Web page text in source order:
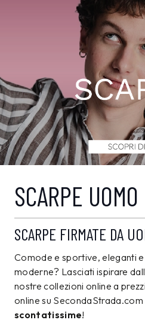
SCARPE UOMO
SCARPE FIRMATE DA
Comode e sportive, eleganti
moderne? Lasciati ispirare
nostre collezioni online a
online su SecondaStrada.com
scontatissime!